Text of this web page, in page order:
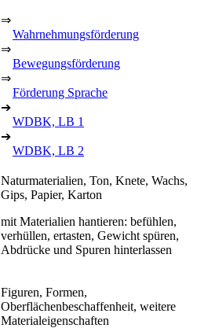
⇒
Wahrnehmungsförderung
⇒
Bewegungsförderung
⇒
Förderung Sprache
➔
WDBK, LB 1
➔
WDBK, LB 2
Naturmaterialien, Ton, Knete, Wachs,
Gips, Papier, Karton
mit Materialien hantieren: befühlen,
verhüllen, ertasten, Gewicht spüren,
Abdrücke und Spuren hinterlassen
Figuren, Formen,
Oberflächenbeschaffenheit, weitere
Materialeigenschaften